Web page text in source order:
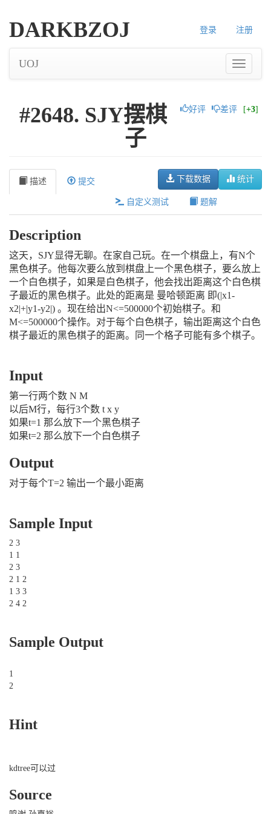
登录 注册
DARKBZOJ
UOJ
好评 差评 [+3]
#2648. SJY摆棋
子
统计
下载数据
描述 提交
自定义测试 题解
Description
这天，SJY显得无聊。在家自己玩。在一个棋盘上，有N个
黑色棋子。他每次要么放到棋盘上一个黑色棋子，要么放上
一个白色棋子，如果是白色棋子，他会找出距离这个白色棋
子最近的黑色棋子。此处的距离是 曼哈顿距离 即(|x1-
x2|+|y1-y2|) 。现在给出N<=500000个初始棋子。和
M<=500000个操作。对于每个白色棋子，输出距离这个白色
棋子最近的黑色棋子的距离。同一个格子可能有多个棋子。
Input
第一行两个数 N M
以后M行，每行3个数 t x y
如果t=1 那么放下一个黑色棋子
如果t=2 那么放下一个白色棋子
Output
对于每个T=2 输出一个最小距离
Sample Input
2 3
1 1
2 3
2 1 2
1 3 3
2 4 2
Sample Output
1
2
Hint
kdtree可以过
Source